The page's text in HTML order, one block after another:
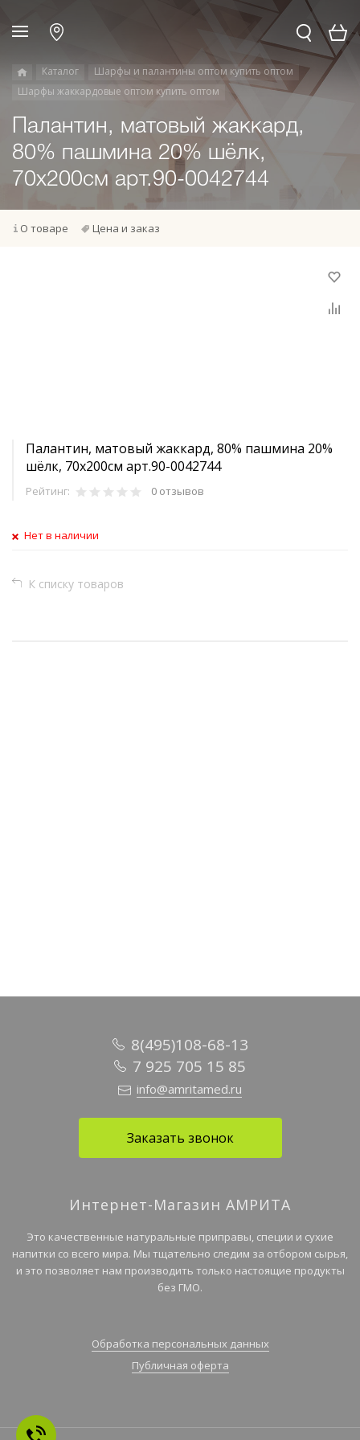
Каталог
Шарфы и палантины оптом купить оптом
Шарфы жаккардовые оптом купить оптом
Палантин, матовый жаккард,
80% пашмина 20% шёлк,
70х200см арт.90-0042744
О товаре Цена и заказ
Палантин, матовый жаккард, 80% пашмина 20%
шёлк, 70х200см арт.90-0042744
Рейтинг: 0 отзывов
Нет в наличии
К списку товаров
8(495)108-68-13
7 925 705 15 85
info@amritamed.ru
Заказать звонок
Интернет-Магазин АМРИТА
Это качественные натуральные приправы, специи и сухие
напитки со всего мира. Мы тщательно следим за отбором сырья,
и это позволяет нам производить только настоящие продукты
без ГМО.
Обработка персональных данных
Публичная оферта